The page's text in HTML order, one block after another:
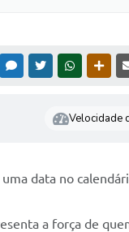
MESSENGER
TWITTERWHATSAPP
Velocidade
data no
a força de